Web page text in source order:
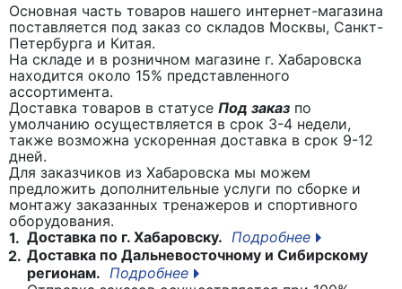
Основная часть товаров нашего интернет-магазина
поставляется под заказ со складов Москвы, Санкт-
Петербурга и Китая.
На складе и в розничном магазине г. Хабаровска
находится около 15% представленного
ассортимента.
Доставка товаров в статусе Под заказ по
умолчанию осуществляется в срок 3-4 недели,
также возможна ускоренная доставка в срок 9-12
дней.
Для заказчиков из Хабаровска мы можем
предложить дополнительные услуги по сборке и
монтажу заказанных тренажеров и спортивного
оборудования.
1. Доставка по г. Хабаровску. Подробнее
2. Доставка по Дальневосточному и Сибирскому
регионам. Подробнее